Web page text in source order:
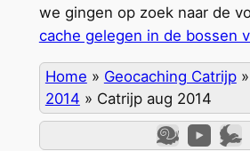
we gingen op zoek naar de
cache gelegen in de bossen
Home » Geocaching Catrijp»
2014 » Catrijp aug 2014